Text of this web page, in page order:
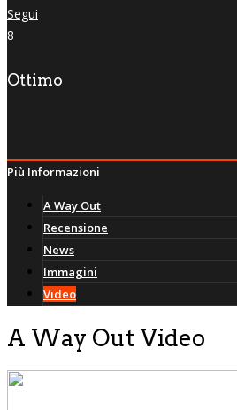
Segui
8
Ottimo
Più Informazioni
A Way Out
Recensione
News
Immagini
Video
A Way Out Video